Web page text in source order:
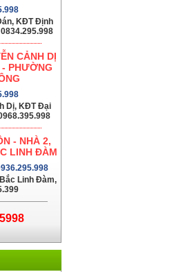
KĐT Định
CẢNH DỊ
PHƯỜNG
Dị, KĐT Đại
- NHÀ 2,
LINH ĐÀM
Linh Đàm,